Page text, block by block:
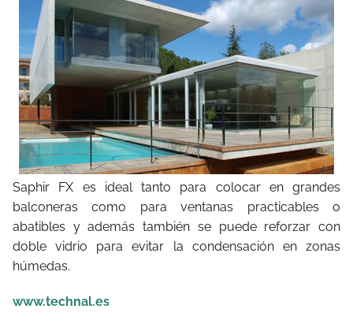
Saphir FX es ideal tanto para colocar en grandes
balconeras como para ventanas practicables o
abatibles y además también se puede reforzar con
doble vidrio para evitar la condensación en zonas
húmedas.
www.technal.es